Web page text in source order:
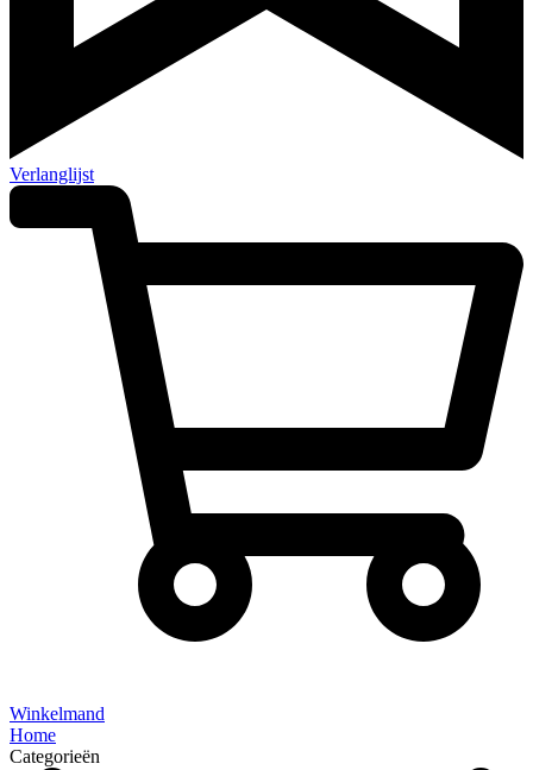
Verlanglijst
Winkelmand
Home
Categorieën